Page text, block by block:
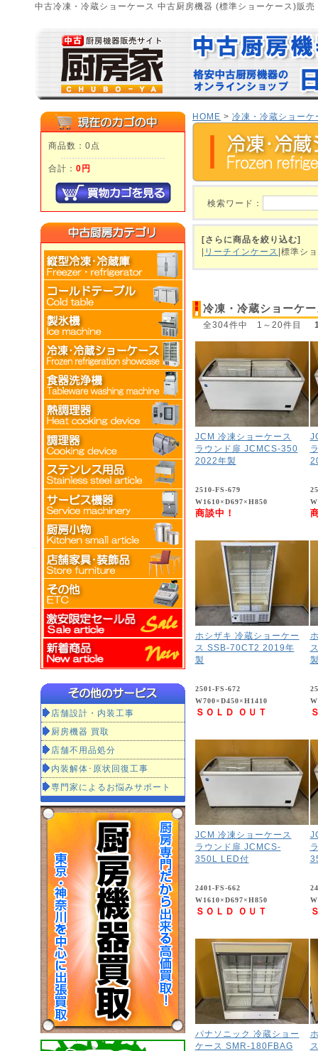
中古冷凍・冷蔵ショーケース 中古厨房機器 (標準ショーケース)販売
商品数：0点
合計： 0円
店舗設計・内装工事
厨房機器 買取
店舗不用品処分
内装解体･原状回復工事
専門家によるお悩みサポート
HOME > 冷凍・冷蔵ショーケ
検索ワード：
[さらに商品を絞り込む]
| リーチインケース |標準シ
冷凍・冷蔵ショーケ
全304件中 1～20件目
JCM 冷凍ショーケース
ラウンド扉 JCMCS-350
2022年製
2510-FS-679
W1610×D697×H850
商談中！
ホシザキ 冷蔵ショーケー
ス SSB-70CT2 2019年
製
2501-FS-672
W700×D450×H1410
ＳＯＬＤ ＯＵＴ
JCM 冷凍ショーケース
ラウンド扉 JCMCS-
350L LED付
2401-FS-662
W1610×D697×H850
ＳＯＬＤ ＯＵＴ
パナソニック 冷蔵ショー
ケース SMR-180FBAG